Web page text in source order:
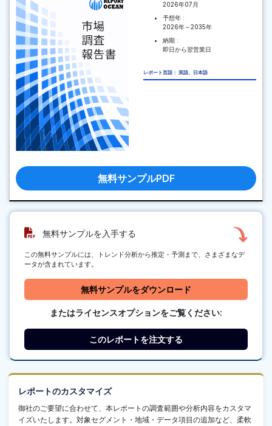
2026年07月
予想年 :
2026年～2035年
納期 :
即日から翌営業日
レポート言語： 英語、日本語
無料サンプルPDF
無料サンプルを入手する
この無料サンプルには、トレンド分析から推定・予測まで、さまざまなデ
ータが含まれています。
無料サンプルをダウンロード
またはライセンスオプションをご覧ください:
このレポートを注文する
レポートのカスタマイズ
御社のご要望に合わせて、本レポートの調査範囲や分析内容をカスタマ
イズいたします。対象セグメント・地域・データ項目の追加など、柔軟